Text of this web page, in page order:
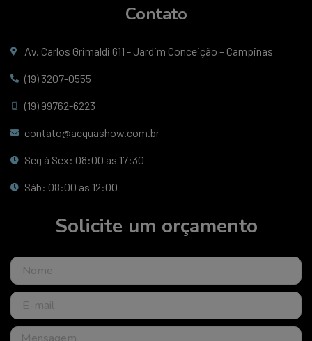
Contato
Av. Carlos Grimaldi 611 - Jardim Conceição – Campinas
(19) 3207-0555
(19) 99762-6223
contato@acquashow.com.br
Seg à Sex: 08:00 as 17:30
Sáb: 08:00 as 12:00
Solicite um orçamento